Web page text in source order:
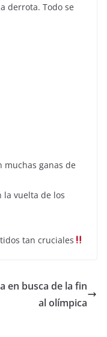
derrota. Todo se
muchas ganas de
la vuelta de los
tan cruciales
en busca de la fin
al olímpica